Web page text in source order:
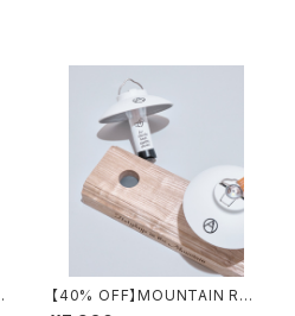
【40% OFF】MOUNTAIN RES